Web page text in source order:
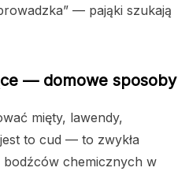
— pająki szukają
— domowe sposoby
mięty, lawendy,
to cud — to zwykła
chemicznych w